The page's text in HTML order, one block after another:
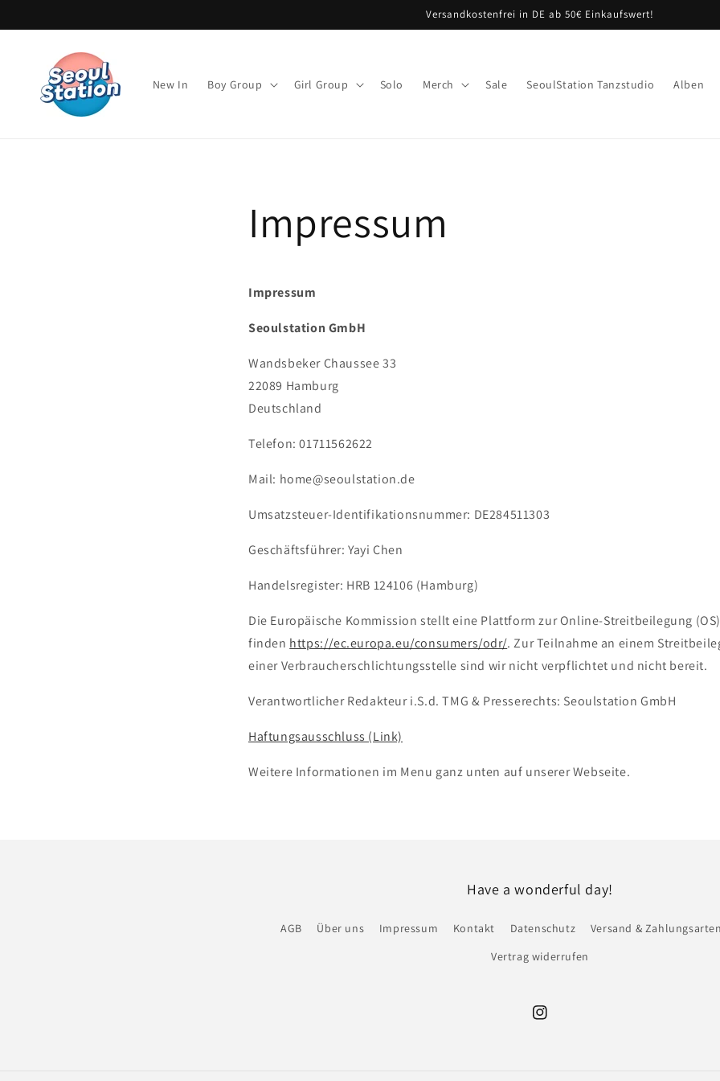
Inhalt
Versandkostenfrei in DE ab 50€ Einkaufswert!
New In Boy Group Girl Group Solo Merch Sale SeoulStation Tanzstudio Alben
Impressum
Impressum
Seoulstation GmbH
Wandsbeker Chaussee 33
22089 Hamburg
Deutschland
Telefon: 01711562622
Mail: home@seoulstation.de
Umsatzsteuer-Identifikationsnummer: DE284511303
Geschäftsführer: Yayi Chen
Handelsregister: HRB 124106 (Hamburg)
Die Europäische Kommission stellt eine Plattform zur Online-Streitbeilegung
finden https://ec.europa.eu/consumers/odr/. Zur Teilnahme an einem
einer Verbraucherschlichtungsstelle sind wir nicht verpflichtet und nicht bereit.
Verantwortlicher Redakteur i.S.d. TMG & Presserechts: Seoulstation GmbH
Haftungsausschluss (Link)
Weitere Informationen im Menu ganz unten auf unserer Webseite.
Have a wonderful day!
AGB Über uns Impressum Kontakt Datenschutz Versand & Zahlungsarten
Vertrag widerrufen
Instagram